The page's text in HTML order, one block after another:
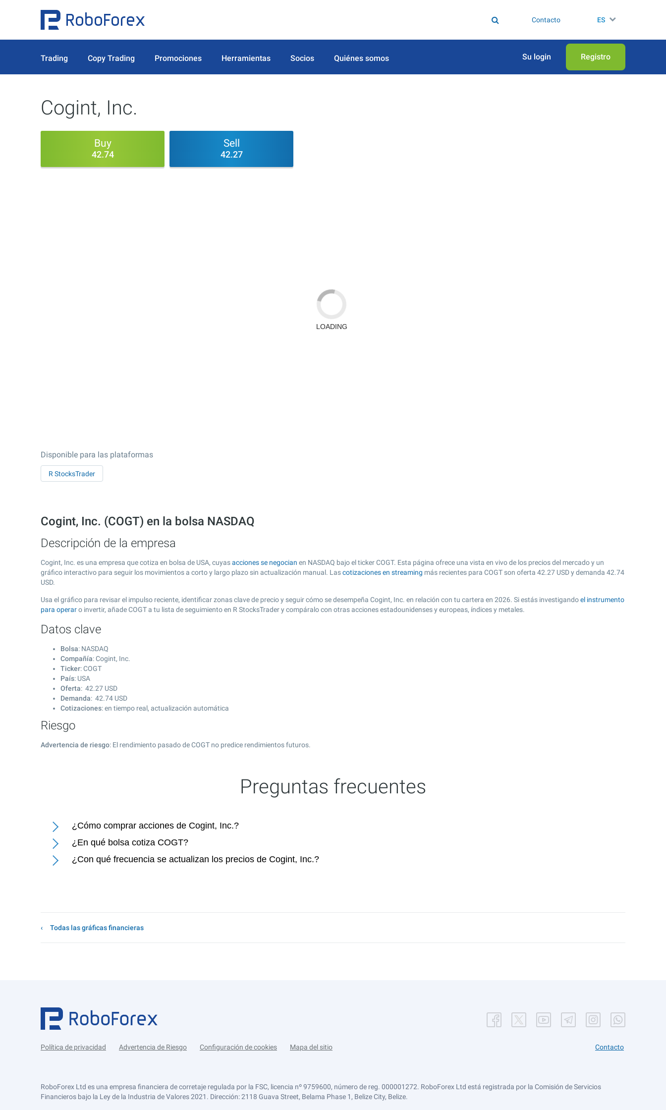
Contacto ES
Trading Copy Trading Promociones Herramientas Socios Quiénes somos Su login Registro
Cogint, Inc.
Buy
42.74
Sell
42.27
Disponible para las plataformas
R StocksTrader
Cogint, Inc. (COGT) en la bolsa NASDAQ
Descripción de la empresa
Cogint, Inc. es una empresa que cotiza en bolsa de USA, cuyasacciones se negocian en NASDAQ bajo el ticker COGT. Esta página ofrece una vista en vivo de los precios del mercado y un
gráfico interactivo para seguir los movimientos a corto y largo plazo sin actualización manual. Lascotizaciones en streaming más recientes para COGT son oferta 42.27 USD y demanda 42.74
USD.
Usa el gráfico para revisar el impulso reciente, identificar zonas clave de precio y seguir cómo se desempeña Cogint, Inc. en relación con tu cartera en 2026. Si estás investigandoel instrumento
para operaro invertir, añade COGT a tu lista de seguimiento en R StocksTrader y compáralo con otras acciones estadounidenses y europeas, índices y metales.
Datos clave
Bolsa: NASDAQ
Compañía: Cogint, Inc.
Ticker: COGT
País: USA
Oferta: 42.27 USD
Demanda: 42.74 USD
Cotizaciones: en tiempo real, actualización automática
Riesgo
Advertencia de riesgo: El rendimiento pasado de COGT no predice rendimientos futuros.
Preguntas frecuentes
¿Cómo comprar acciones de Cogint, Inc.?
¿En qué bolsa cotiza COGT?
¿Con qué frecuencia se actualizan los precios de Cogint, Inc.?
Todas las gráficas financieras
Política de privacidad Advertencia de Riesgo Configuración de cookies Mapa del sitio Contacto
RoboForex Ltd es una empresa financiera de corretaje regulada por la FSC, licencia nº 9759600, número de reg. 000001272. RoboForex Ltd está registrada por la Comisión de Servicios
Financieros bajo la Ley de la Industria de Valores 2021. Dirección: 2118 Guava Street, Belama Phase 1, Belize City, Belize.